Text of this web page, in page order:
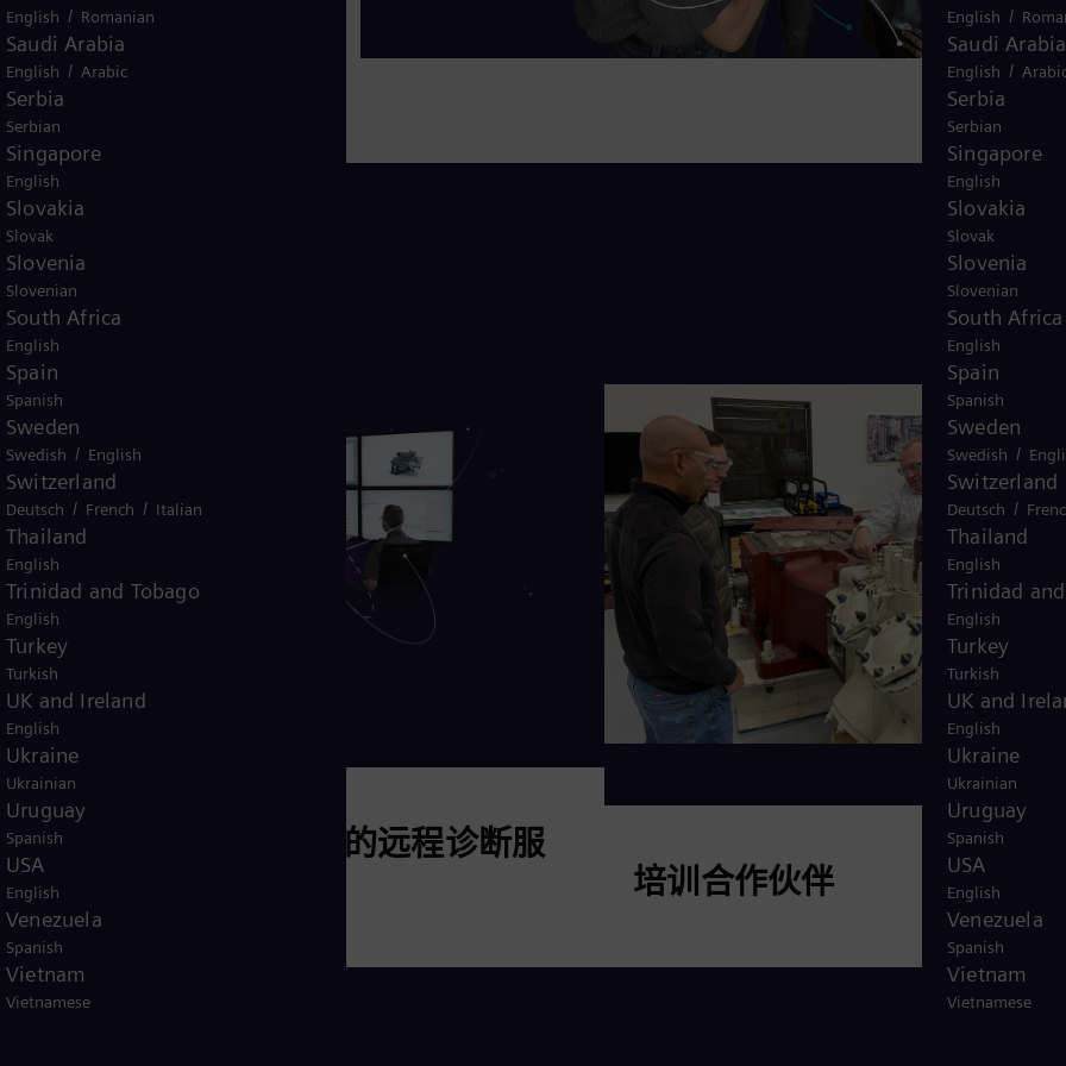
English /
Saudi Arabia
English /
Serbia
Serbian
Singapore
English
Slovakia
Slovak
Slovenia
Slovenian
South Africa
English
Spain
Spanish
Sweden
Swedish /
Switzerland
Deutsch /
Thailand
English
Trinidad
English
Turkey
Turkish
UK and
English
Ukraine
Ukrainian
Uruguay
Spanish
USA
English
Venezuela
Spanish
Vietnam
Vietnamese
方
利用压缩机中的远程诊断服
培训合作伙伴
English / Romanian
Saudi Arabia
English / Arabic
Serbia
Serbian
Singapore
English
Slovakia
Slovak
Slovenia
Slovenian
South Africa
English
Spain
Spanish
Sweden
Swedish / English
Switzerland
Deutsch / French / Italian
Thailand
English
Trinidad and Tobago
English
Turkey
Turkish
UK and Ireland
English
Ukraine
Ukrainian
Uruguay
Spanish
USA
English
Venezuela
Spanish
Vietnam
Vietnamese